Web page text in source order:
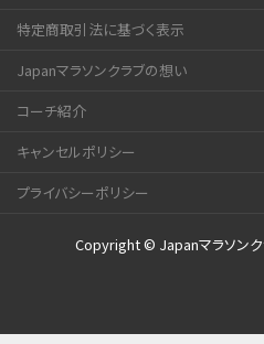
特定商取引法に基づく表示
Japanマラソンクラブの想い
コーチ紹介
キャンセルポリシー
プライバシーポリシー
Copyright © Japanマラソン